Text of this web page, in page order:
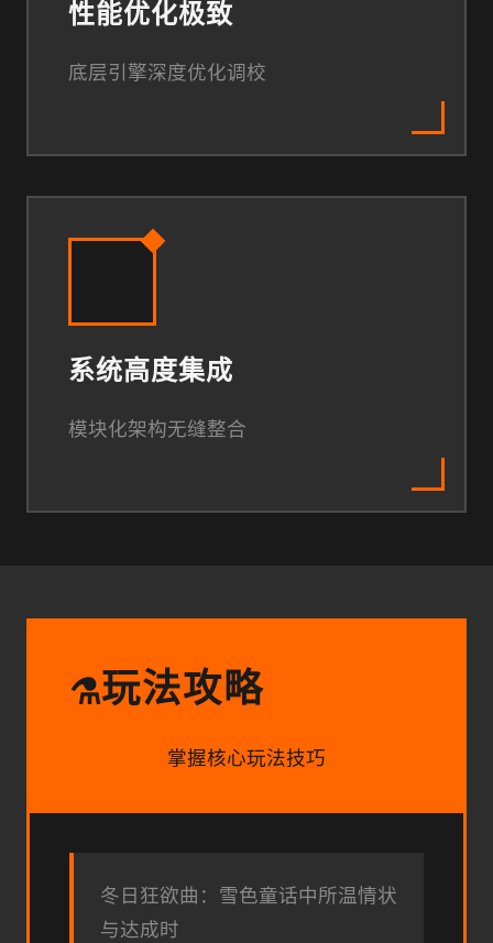
性能优化极致
底层引擎深度优化调校
系统高度集成
模块化架构无缝整合
⚗️玩法攻略
掌握核心玩法技巧
冬日狂欲曲：雪色童话中所温情状
与达成时